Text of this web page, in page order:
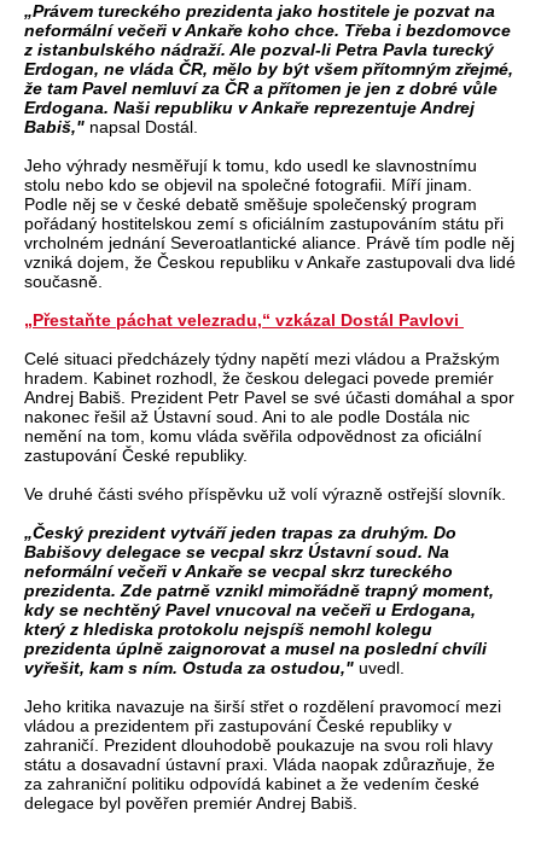
„Právem tureckého prezidenta jako hostitele je pozvat na
neformální večeři v Ankaře koho chce. Třeba i bezdomovce
z istanbulského nádraží. Ale pozval-li Petra Pavla turecký
Erdogan, ne vláda ČR, mělo by být všem přítomným zřejmé,
že tam Pavel nemluví za ČR a přítomen je jen z dobré vůle
Erdogana. Naši republiku v Ankaře reprezentuje Andrej
Babiš," napsal Dostál.
Jeho výhrady nesměřují k tomu, kdo usedl ke slavnostnímu
stolu nebo kdo se objevil na společné fotografii. Míří jinam.
Podle něj se v české debatě směšuje společenský program
pořádaný hostitelskou zemí s oficiálním zastupováním státu při
vrcholném jednání Severoatlantické aliance. Právě tím podle něj
vzniká dojem, že Českou republiku v Ankaře zastupovali dva lidé
současně.
„Přestaňte páchat velezradu,“ vzkázal Dostál Pavlovi
Celé situaci předcházely týdny napětí mezi vládou a Pražským
hradem. Kabinet rozhodl, že českou delegaci povede premiér
Andrej Babiš. Prezident Petr Pavel se své účasti domáhal a spor
nakonec řešil až Ústavní soud. Ani to ale podle Dostála nic
nemění na tom, komu vláda svěřila odpovědnost za oficiální
zastupování České republiky.
Ve druhé části svého příspěvku už volí výrazně ostřejší slovník.
„Český prezident vytváří jeden trapas za druhým. Do
Babišovy delegace se vecpal skrz Ústavní soud. Na
neformální večeři v Ankaře se vecpal skrz tureckého
prezidenta. Zde patrně vznikl mimořádně trapný moment,
kdy se nechtěný Pavel vnucoval na večeři u Erdogana,
který z hlediska protokolu nejspíš nemohl kolegu
prezidenta úplně zaignorovat a musel na poslední chvíli
vyřešit, kam s ním. Ostuda za ostudou," uvedl.
Jeho kritika navazuje na širší střet o rozdělení pravomocí mezi
vládou a prezidentem při zastupování České republiky v
zahraničí. Prezident dlouhodobě poukazuje na svou roli hlavy
státu a dosavadní ústavní praxi. Vláda naopak zdůrazňuje, že
za zahraniční politiku odpovídá kabinet a že vedením české
delegace byl pověřen premiér Andrej Babiš.